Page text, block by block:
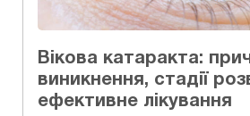
Вікова катаракта:
виникнення, стадії
ефективне лікування